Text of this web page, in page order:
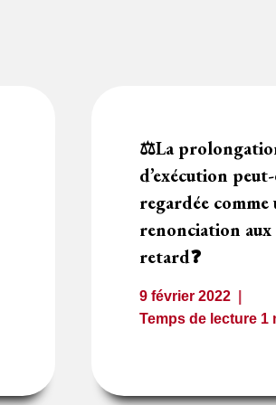
⚖️La
d’exécution
regardée comme
renonciation
retard❓
9 février 2022
Temps de lecture 1